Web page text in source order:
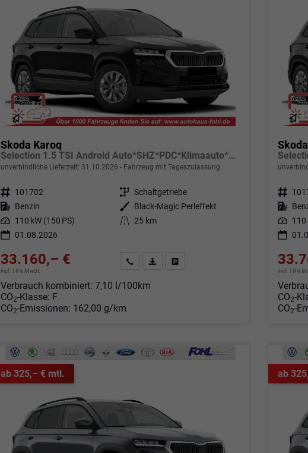
Skoda Karoq
Selection 1.5 TSI Android Auto*SHZ*PDC*Klimaauto*SUNSET*LED
unverbindliche Lieferzeit: 31.10.2026 Fahrzeug mit Tageszulassung
Fahrzeugnr. 101702 Getriebe Schaltgetriebe
Kraftstoff Benzin Außenfarbe
Black-Magic Perleffekt
Leistung 110 kW (150 PS) Kilometerstand 25 km
01.08.2026
33.160,– €
incl. 19% MwSt.
Angebot anfordern
Fahrzeugexpose (PDF)
Verbrauch kombiniert:7,10 l/100km
CO2-Klasse: F
CO2-Emissionen: 162,00 g/km
Fahrzeugnr.
Kraftstoff
Leistung 110
incl. 19%
CO2-
CO2-
ab 325,– € mtl. ab